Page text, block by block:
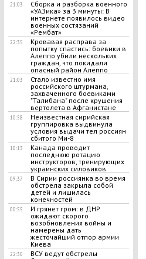
21:03
Сборка и разборка военного
«УАЗика» за 3 минуты: В
интернете появилось видео
военных состязаний
«Рембат»
22:35
Кровавая расправа за
попытку спастись: боевики в
Алеппо убили нескольких
граждан, что покидали
опасный район Алеппо
21:03
Стало известно имя
российского штурмана,
захваченного боевиками
"Талибана" после крушения
вертолета в Афганистане
10:58
Неизвестная сирийская
группировка выдвинула
условия выдачи тел россиян
сбитого Ми-8
10:13
Канада проводит
последнюю ротацию
инструкторов, тренирующих
украинских силовиков
09:37
В Сирии россиянка во время
обстрела закрыла собой
детей и лишилась
конечностей
00:55
И грянет гром: в ДНР
ожидают скорого
возобновления войны и
намерены дать
жесточайший отпор армии
Киева
22:30
ВСУ ведут обстрелы